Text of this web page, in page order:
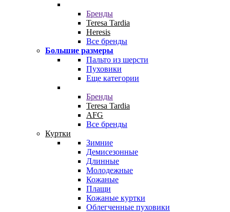
Бренды
Teresa Tardia
Heresis
Все бренды
Большие размеры
Пальто из шерсти
Пуховики
Еще категории
Бренды
Teresa Tardia
AFG
Все бренды
Куртки
Зимние
Демисезонные
Длинные
Молодежные
Кожаные
Плащи
Кожаные куртки
Облегченные пуховики